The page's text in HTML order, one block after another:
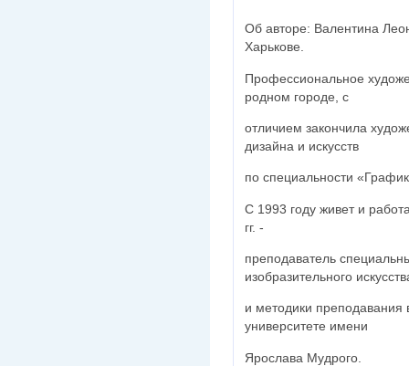
Об авторе: Валентина
Харькове.
Профессиональное
родном городе, с
отличием закончила
дизайна и искусств
по специальности
С 1993 году живет и
гг. -
преподаватель
изобразительного
и методики преподавания
университете имени
Ярослава Мудрого.